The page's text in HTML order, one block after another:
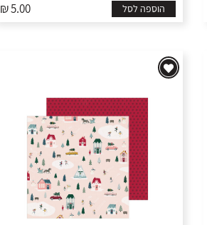
₪ 5.00 הוספה לסל